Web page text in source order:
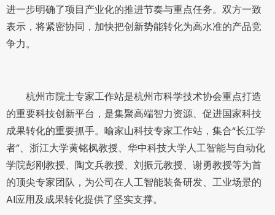
进一步明确了项目产业化的推进节奏与重点任务。双方一致
表示，将紧密协同，加快把创新势能转化为高水准的产品竞
争力。
杭州市院士专家工作站是杭州市科学技术协会重点打造
的重要科技创新平台，是集聚高端智力资源、促进国家科技
成果转化的重要抓手。喻家山科技专家工作站，集合“长江学
者”、浙江大学黄铭枫教授、华中科技大学人工智能与自动化
学院彭刚教授、陶文兵教授、刘振元教授、谢勇教授等为首
的顶尖专家团队，为公司在人工智能装备研发、工业场景的
AI应用及成果转化提供了坚实支撑。